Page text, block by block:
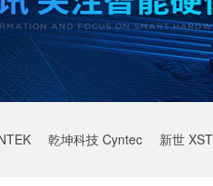
乾坤科技 Cyntec 新世